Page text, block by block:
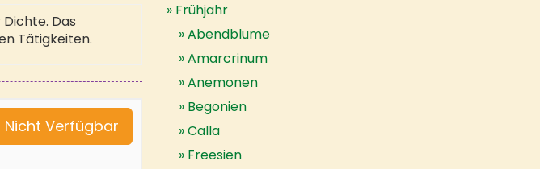
Das
Tätigkeiten.
Nicht Verfügbar
Frühjahr
Abendblume
Amarcrinum
Anemonen
Begonien
Calla
Freesien